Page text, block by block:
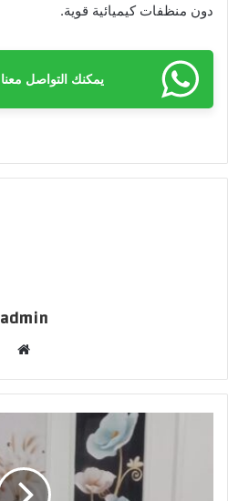
دون منظفات كيميائية قوية.
يمكنك التواصل معنا
admin
ق
ع
ا
و